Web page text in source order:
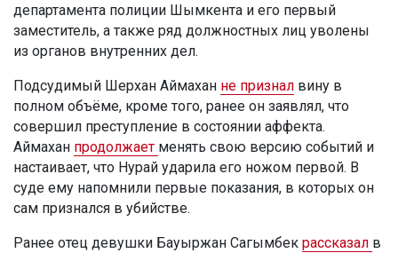
департамента полиции Шымкента и его первый
заместитель, а также ряд должностных лиц уволены
из органов внутренних дел.
Подсудимый Шерхан Аймахан не признал вину в
полном объёме, кроме того, ранее он заявлял, что
совершил преступление в состоянии аффекта.
Аймахан продолжает менять свою версию событий и
настаивает, что Нурай ударила его ножом первой. В
суде ему напомнили первые показания, в которых он
сам признался в убийстве.
Ранее отец девушки Бауыржан Сагымбек рассказал в